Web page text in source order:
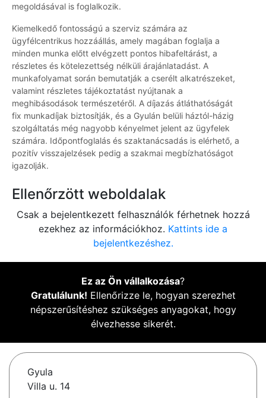
megoldásával is foglalkozik.
Kiemelkedő fontosságú a szerviz számára az
ügyfélcentrikus hozzáállás, amely magában foglalja a
minden munka előtt elvégzett pontos hibafeltárást, a
részletes és kötelezettség nélküli árajánlatadást. A
munkafolyamat során bemutatják a cserélt alkatrészeket,
valamint részletes tájékoztatást nyújtanak a
meghibásodások természetéről. A díjazás átláthatóságát
fix munkadíjak biztosítják, és a Gyulán belüli háztól-házig
szolgáltatás még nagyobb kényelmet jelent az ügyfelek
számára. Időpontfoglalás és szaktanácsadás is elérhető, a
pozitív visszajelzések pedig a szakmai megbízhatóságot
igazolják.
Ellenőrzött weboldalak
Csak a bejelentkezett felhasználók férhetnek hozzá
ezekhez az információkhoz. Kattints ide a
bejelentkezéshez.
Ez az Ön vállalkozása?
Gratulálunk! Ellenőrizze le, hogyan szerezhet
népszerűsítéshez szükséges anyagokat, hogy
élvezhesse sikerét.
Gyula
Villa u. 14